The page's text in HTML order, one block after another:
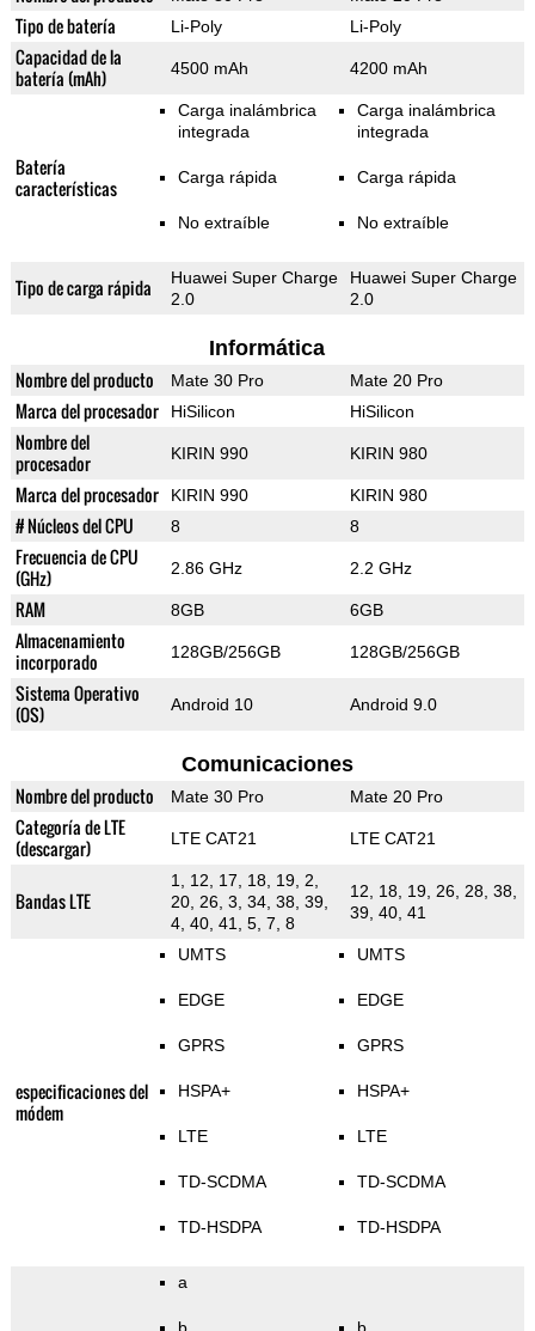
Tipo de batería Li-Poly Li-Poly
Capacidad de la
batería (mAh)
4500 mAh 4200 mAh
Batería
características
Carga inalámbrica
integrada
Carga rápida
No extraíble
Carga inalámbrica
integrada
Carga rápida
No extraíble
Tipo de carga rápida
Huawei Super Charge
2.0
Huawei Super Charge
2.0
Informática
Nombre del producto Mate 30 Pro Mate 20 Pro
Marca del procesador HiSilicon HiSilicon
Nombre del
procesador
KIRIN 990 KIRIN 980
Marca del procesador KIRIN 990 KIRIN 980
# Núcleos del CPU 8 8
Frecuencia de CPU
(GHz)
2.86 GHz 2.2 GHz
RAM 8GB 6GB
Almacenamiento
incorporado
128GB/256GB 128GB/256GB
Sistema Operativo
(OS)
Android 10 Android 9.0
Comunicaciones
Nombre del producto Mate 30 Pro Mate 20 Pro
Categoría de LTE
(descargar)
LTE CAT21 LTE CAT21
Bandas LTE
1, 12, 17, 18, 19, 2,
20, 26, 3, 34, 38, 39,
4, 40, 41, 5, 7, 8
12, 18, 19, 26, 28, 38,
39, 40, 41
especificaciones del
módem
UMTS
EDGE
GPRS
HSPA+
LTE
TD-SCDMA
TD-HSDPA
UMTS
EDGE
GPRS
HSPA+
LTE
TD-SCDMA
TD-HSDPA
a